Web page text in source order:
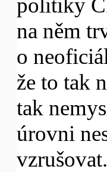
na něm
o
že to tak
tak
úrovni
vzrušovat.